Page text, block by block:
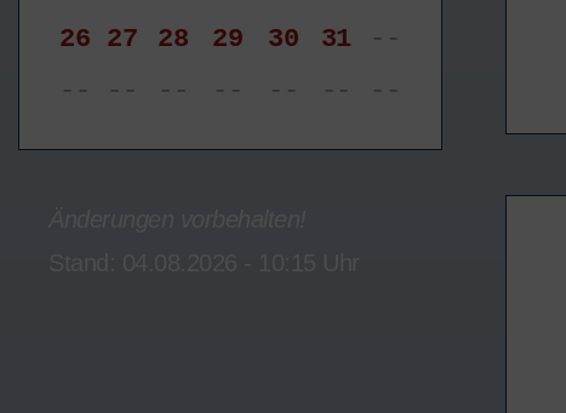
26 27 28 29 30 31
--
--
-- -- -- -- -- --